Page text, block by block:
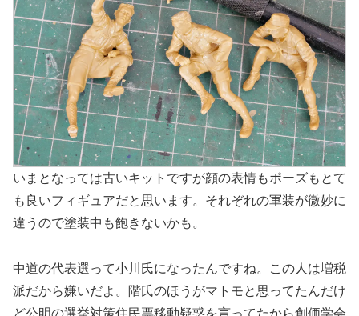
いまとなっては古いキットですが顔の表情もポーズもとて
も良いフィギュアだと思います。それぞれの軍装が微妙に
違うので塗装中も飽きないかも。
中道の代表選って小川氏になったんですね。この人は増税
派だから嫌いだよ。階氏のほうがマトモと思ってたんだけ
ど公明の選挙対策住民票移動疑惑を言ってたから創価学会